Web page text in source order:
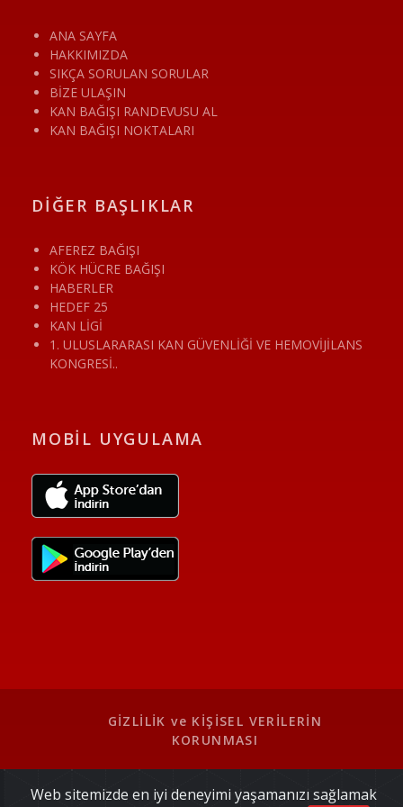
ANA SAYFA
HAKKIMIZDA
SIKÇA SORULAN SORULAR
BİZE ULAŞIN
KAN BAĞIŞI RANDEVUSU AL
KAN BAĞIŞI NOKTALARI
DİĞER BAŞLIKLAR
AFEREZ BAĞIŞI
KÖK HÜCRE BAĞIŞI
HABERLER
HEDEF 25
KAN LİGİ
1. ULUSLARARASI KAN GÜVENLİĞİ VE HEMOVİJİLANS
KONGRESİ..
MOBİL UYGULAMA
GİZLİLİK ve KİŞİSEL VERİLERİN
KORUNMASI
2020 © Türk Kızılay Kan Hizmetleri Genel Müdürlüğü.
Web sitemizde en iyi deneyimi yaşamanızı sağlamak